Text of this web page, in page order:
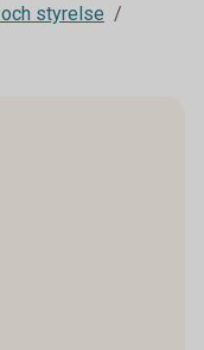
styrelse